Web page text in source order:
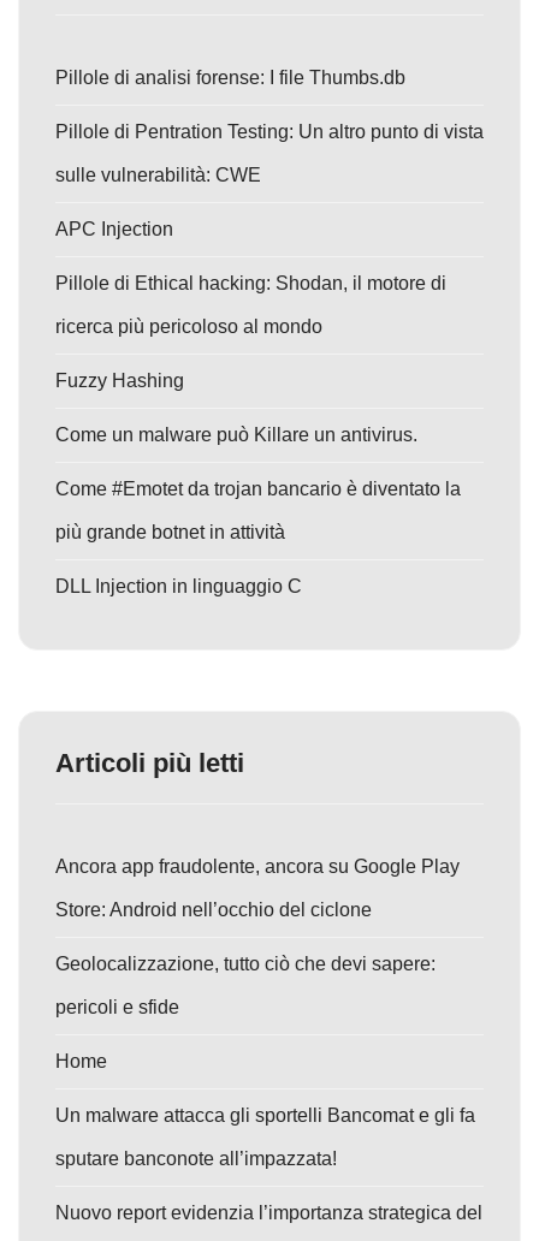
Pillole di analisi forense: I file Thumbs.db
Pillole di Pentration Testing: Un altro punto di vista
sulle vulnerabilità: CWE
APC Injection
Pillole di Ethical hacking: Shodan, il motore di
ricerca più pericoloso al mondo
Fuzzy Hashing
Come un malware può Killare un antivirus.
Come #Emotet da trojan bancario è diventato la
più grande botnet in attività
DLL Injection in linguaggio C
Articoli più letti
Ancora app fraudolente, ancora su Google Play
Store: Android nell’occhio del ciclone
Geolocalizzazione, tutto ciò che devi sapere:
pericoli e sfide
Home
Un malware attacca gli sportelli Bancomat e gli fa
sputare banconote all’impazzata!
Nuovo report evidenzia l’importanza strategica del